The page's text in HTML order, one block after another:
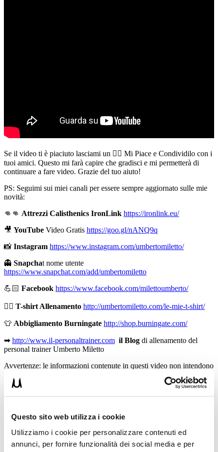
Questo sito web utilizza i cookie
Utilizziamo i cookie per personalizzare contenuti ed
annunci, per fornire funzionalità dei social media e per
Se il video ti è piaciuto lasciami un 👍🏻 Mi Piace e Condividilo con i
tuoi amici. Questo mi farà capire che gradisci e mi permetterà di
continuare a fare video. Grazie del tuo aiuto!
PS: Seguimi sui miei canali per essere sempre aggiornato sulle mie
novità:
👊👊 Attrezzi Calisthenics IronLink https://ironlink.eu/
🎥 YouTube Video Gratis https://goo.gl/nANQ9q
📸 Instagram https://www.instagram.com/umbertomiletto/
👻 Snapchat nome utente
https://www.snapchat.com/add/umbertomiletto
💪🏻 Facebook https://www.facebook.com/milettoumberto/
🏋🏻 T-shirt Allenamento http://umbertomiletto.com/le-mie-t-shirt/
👕 Abbigliamento Burningate http://shop.burningate.com/
➡ http://www.il-personaltrainer.com il Blog di allenamento del
personal trainer Umberto Miletto
Avvertenze: le informazioni contenute in questi video non intendono
L’autore declina ogni responsabilità di effetti o di conseguenze
di prestare la massima attenzione e di eseguire esercizi e
medico di fiducia prima di intraprendere qualsiasi forma di attività
fisica o regime alimentare.